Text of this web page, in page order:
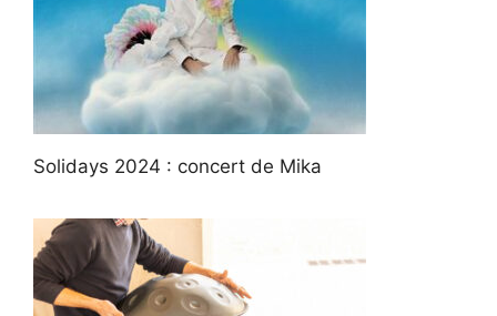
Solidays 2024 : concert de Mika